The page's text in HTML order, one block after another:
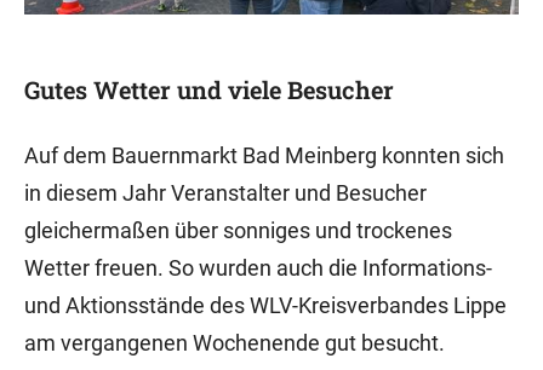
Gutes Wetter und viele Besucher
Auf dem Bauernmarkt Bad Meinberg konnten sich
in diesem Jahr Veranstalter und Besucher
gleichermaßen über sonniges und trockenes
Wetter freuen. So wurden auch die Informations-
und Aktionsstände des WLV-Kreisverbandes Lippe
am vergangenen Wochenende gut besucht.